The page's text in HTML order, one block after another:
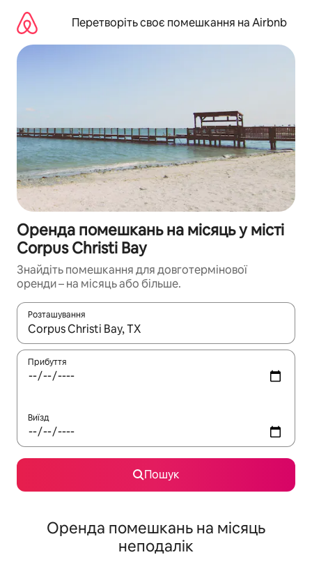
вмісту
Перетворіть своє помешкання на Airbnb
Оренда помешкань на місяць у місті
Corpus Christi Bay
Знайдіть помешкання для довготермінової
оренди – на місяць або більше.
Розташування
Отримавши результати пошуку, використовуйте для
Прибуття
Виїзд
Пошук
Оренда помешкань на місяць
неподалік